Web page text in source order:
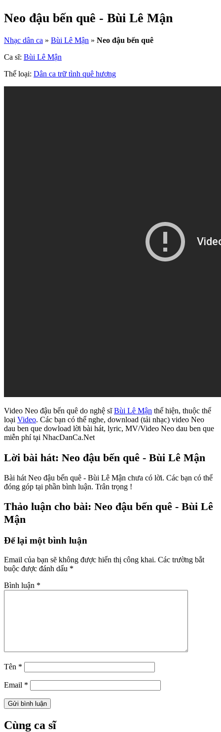
Neo đậu bến quê - Bùi Lê Mận
Nhạc dân ca » Bùi Lê Mận » Neo đậu bến quê
Ca sĩ: Bùi Lê Mận
Thể loại: Dân ca trữ tình quê hương
Video Neo đậu bến quê do nghệ sĩBùi Lê Mận thể hiện, thuộc thể
loại Video. Các bạn có thể nghe, download (tải nhạc) video Neo
dau ben que dowload lời bài hát, lyric, MV/Video Neo dau ben que
miễn phí tại NhacDanCa.Net
Lời bài hát: Neo đậu bến quê - Bùi Lê Mận
Bài hát Neo đậu bến quê - Bùi Lê Mận chưa có lời. Các bạn có thể
đóng góp tại phần bình luận. Trân trọng !
Thảo luận cho bài: Neo đậu bến quê - Bùi Lê
Mận
Để lại một bình luận
Email của bạn sẽ không được hiển thị công khai. Các trường bắt
buộc được đánh dấu *
Bình luận *
Tên *
Email *
Cùng ca sĩ